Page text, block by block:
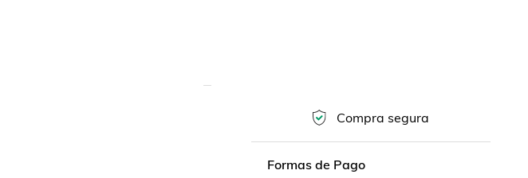
Compra segura
Formas de Pago